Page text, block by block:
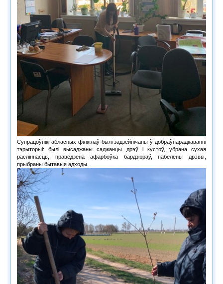
Супрацоўнікі абласных філіялаў былі задзейнічаны ў добраўпарадкаванні
тэрыторыі: былі высаджаны саджанцы дрэў і кустоў, убрана сухая
расліннасць, праведзена афарбоўка бардзюраў, пабелены дрэвы,
прыбраны бытавыя адходы.